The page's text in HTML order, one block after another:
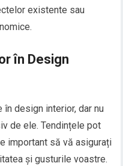
existente sau
în Design
în design interior, dar nu
de ele. Tendințele pot
important să vă asigurați
și gusturile voastre.